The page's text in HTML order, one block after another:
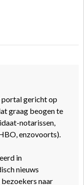
portal gericht op
graag beogen te
notarissen,
enzovoorts).
in
nieuws
naar